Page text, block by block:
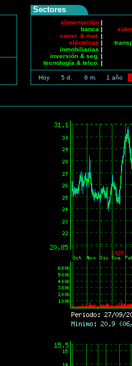
Sectores
alimentación |
banca |
const. & mat. |
eléctricas |
inmobiliarias |
inversión & seg. |
tecnología & telco. |
Hoy 5 d. 6 m. 1 año